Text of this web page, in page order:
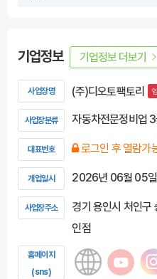
기업정보 기업정보 더보기
사업장명 (주)디오토팩토리
사업장분류 자동차전문정비업
대표번호 로그인 후 열람가
개업일시 2026년 06월 05일
사업장주소
경기 용인시 처인구
인점
홈페이지
(sns)